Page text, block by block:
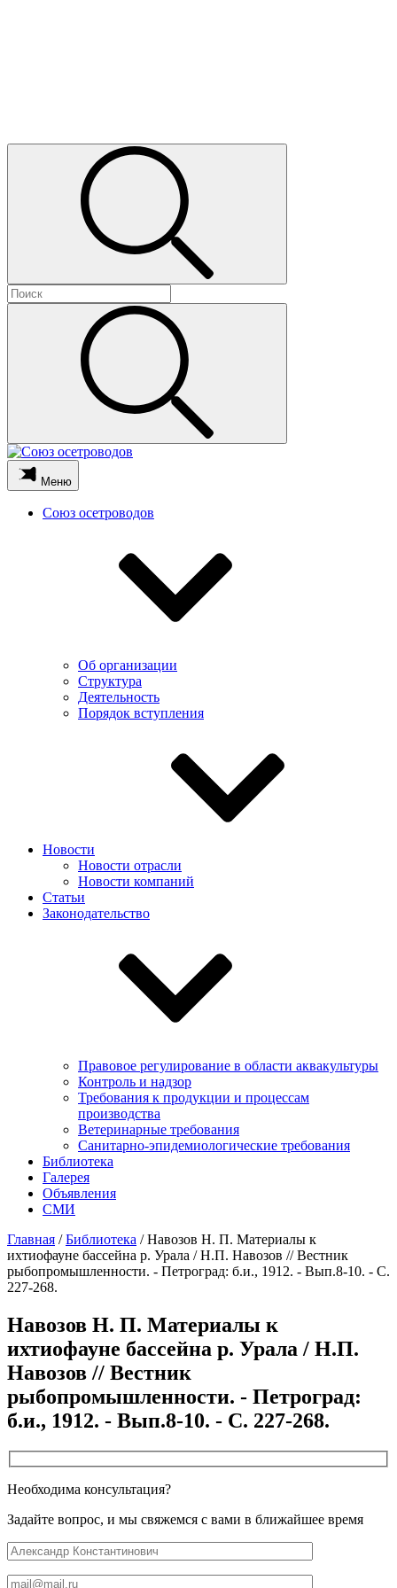
Меню
Союз осетроводов
Об организации
Структура
Деятельность
Порядок вступления
Новости
Новости отрасли
Новости компаний
Статьи
Законодательство
Правовое регулирование в области аквакультуры
Контроль и надзор
Требования к продукции и процессам
производства
Ветеринарные требования
Санитарно-эпидемиологические требования
Библиотека
Галерея
Объявления
СМИ
Главная /Библиотека /Навозов Н. П. Материалы к
ихтиофауне бассейна р. Урала / Н.П. Навозов // Вестник
рыбопромышленности. - Петроград: б.и., 1912. - Вып.8-10. - С.
227-268.
Навозов Н. П. Материалы к
ихтиофауне бассейна р. Урала / Н.П.
Навозов // Вестник
рыбопромышленности. - Петроград:
б.и., 1912. - Вып.8-10. - С. 227-268.
Необходима консультация?
Задайте вопрос, и мы свяжемся с вами в ближайшее время